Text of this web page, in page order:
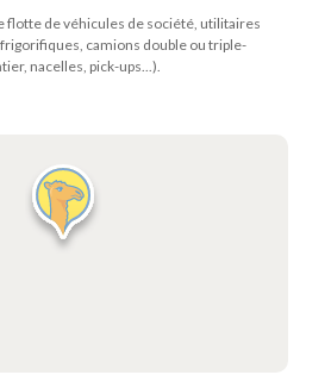
flotte de véhicules de société, utilitaires
camions double ou triple-
nacelles, pick-ups...).